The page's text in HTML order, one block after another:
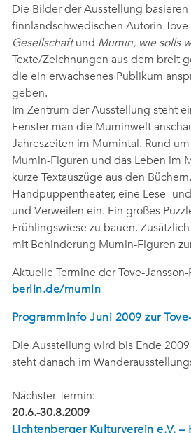
Die Bilder der Ausstellung
finnlandschwedischen Autorin Tove
Gesellschaftund Mumin, wie solls
Texte/Zeichnungen aus dem breit
die ein erwachsenes Publikum
geben.
Im Zentrum der Ausstellung steht
Fenster man die Muminwelt
Jahreszeiten im Mumintal. Rund
Mumin-Figuren und das Leben im
kurze Textauszüge aus den
Handpuppentheater, eine Lese-
und Verweilen ein. Ein großes
Frühlingswiese zu bauen.
mit Behinderung Mumin-Figuren
Aktuelle Termine der Tove-
berlin.de/mumin
Programminfo Juni 2009 zur
Die Ausstellung wird bis Ende
steht danach im
Nächster Termin:
20.6.-30.8.2009
Lichtenberger Kulturverein e.V. –